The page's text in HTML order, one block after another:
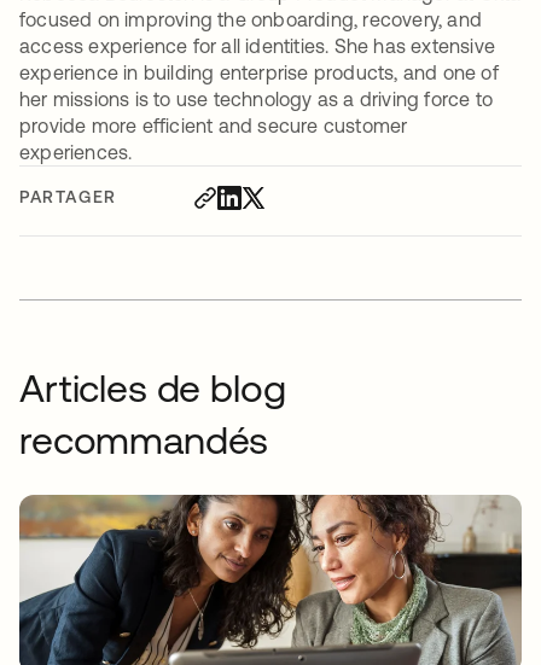
PARTAGER
focused on improving the onboarding, recovery, and
access experience for all identities. She has extensive
experience in building enterprise products, and one of
her missions is to use technology as a driving force to
provide more efficient and secure customer
experiences.
Articles de blog
recommandés